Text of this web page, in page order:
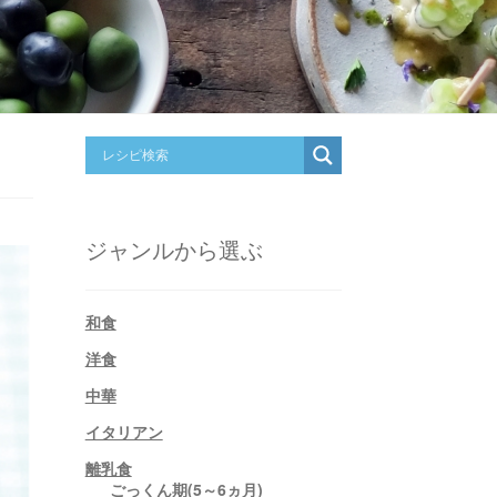
ジャンルから選ぶ
和食
洋食
中華
イタリアン
離乳食
ごっくん期(5～6ヵ月)